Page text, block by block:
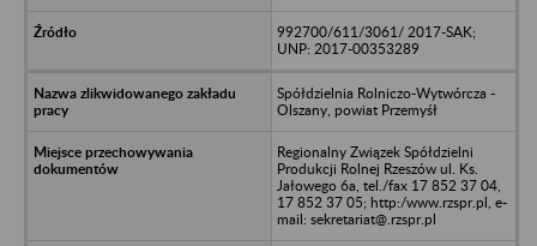
992700/611/3061/ 2017-SAK;
UNP: 2017-00353289
Spółdzielnia Rolniczo-Wytwórcza -
Olszany, powiat Przemyśł
Regionalny Związek Spółdzielni
Produkcji Rolnej Rzeszów ul. Ks.
Jałowego 6a, tel./fax 17 852 37 04,
17 852 37 05; http:/www.rzspr.pl, e-
mail: sekretariat@.rzspr.pl